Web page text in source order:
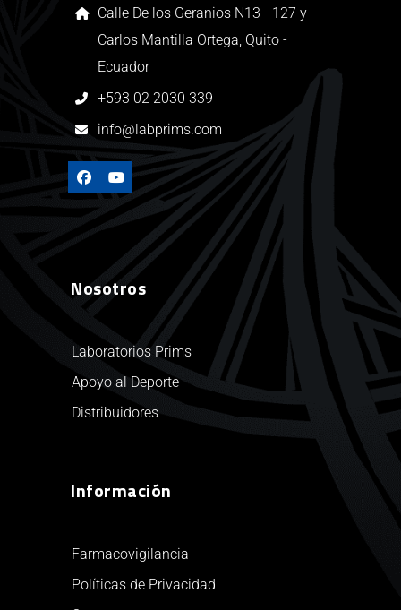
Calle De los Geranios N13 - 127 y
Carlos Mantilla Ortega, Quito -
Ecuador
+593 02 2030 339
info@labprims.com
Nosotros
Laboratorios Prims
Apoyo al Deporte
Distribuidores
Información
Farmacovigilancia
Políticas de Privacidad